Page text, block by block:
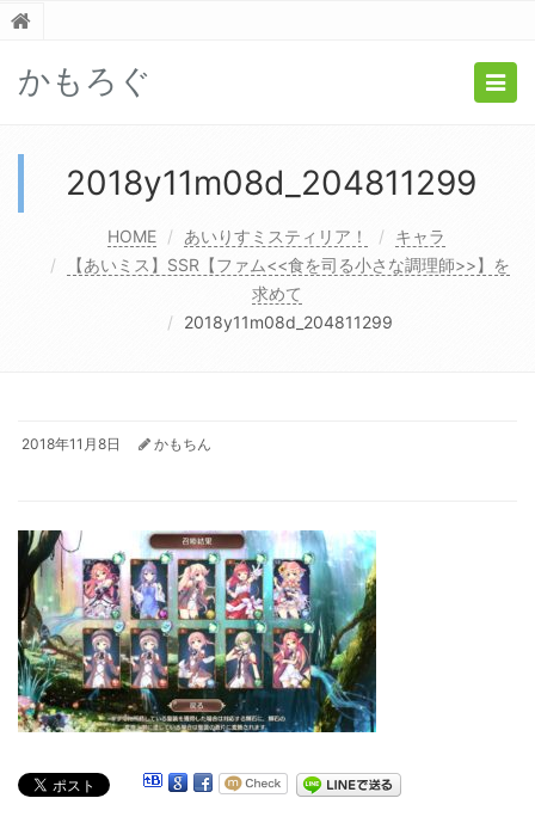
かもろぐ
2018y11m08d_204811299
HOME あいりすミスティリア！
キャラ
【あいミス】SSR【ファム<<食を司る小さな調理師>>】を
求めて
2018y11m08d_204811299
2018年11月8日 かもちん